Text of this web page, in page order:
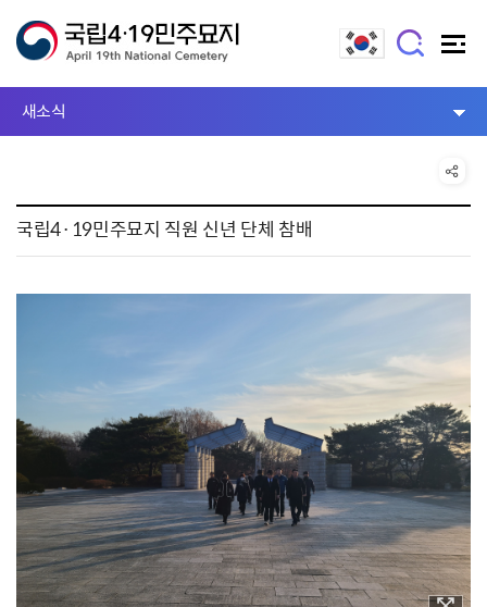
새소식
국립4·19민주묘지 직원 신년 단체 참배